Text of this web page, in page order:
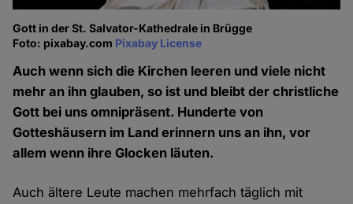
Gott in der St. Salvator-Kathedrale in Brügge
Foto: pixabay.com Pixabay License
Auch wenn sich die Kirchen leeren und viele nicht
mehr an ihn glauben, so ist und bleibt der christliche
Gott bei uns omnipräsent. Hunderte von
Gotteshäusern im Land erinnern uns an ihn, vor
allem wenn ihre Glocken läuten.
Auch ältere Leute machen mehrfach täglich mit